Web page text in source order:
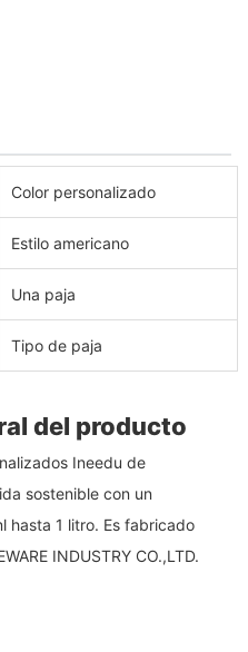
Color personalizado
Estilo americano
Una paja
Tipo de paja
del producto
Ineedu de
sostenible con un
hasta 1 litro. Es fabricado
INDUSTRY CO.,LTD.